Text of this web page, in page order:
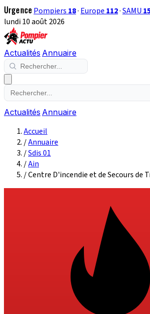
Urgence Pompiers 18· Europe 112·SAMU
lundi 10 août 2026
Actualités Annuaire
Actualités Annuaire
Accueil
/Annuaire
/Sdis 01
/Ain
/Centre D'incendie et de Secours de